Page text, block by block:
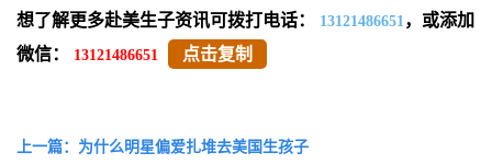
想了解更多赴美生子资讯可拨打电话： 13121486651 ，或添加
微信：
13121486651 点击复制
上一篇：为什么明星偏爱扎堆去美国生孩子